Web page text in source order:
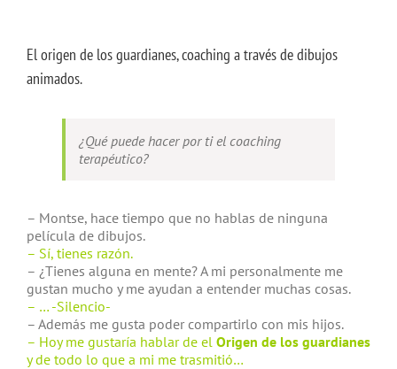
El origen de los guardianes, coaching a través de dibujos
animados.
¿Qué puede hacer por ti el coaching
terapéutico?
– Montse, hace tiempo que no hablas de ninguna
película de dibujos.
– Sí, tienes razón.
– ¿Tienes alguna en mente? A mi personalmente me
gustan mucho y me ayudan a entender muchas cosas.
– … -Silencio-
– Además me gusta poder compartirlo con mis hijos.
– Hoy me gustaría hablar de el Origen de los guardianes
y de todo lo que a mi me trasmitió…